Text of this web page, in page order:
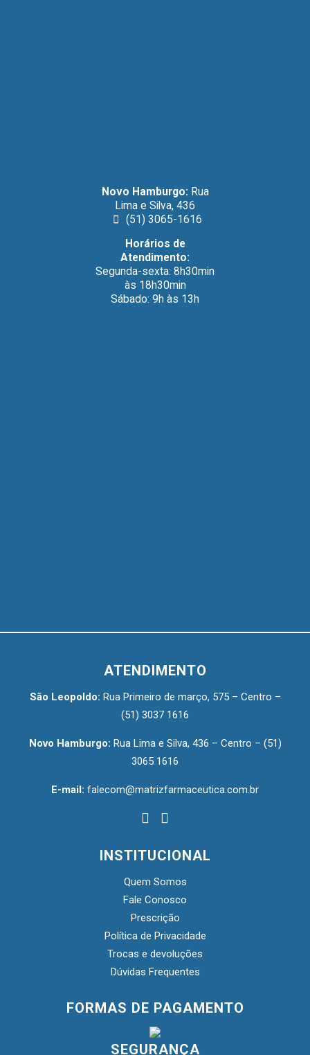
Novo Hamburgo: Rua
Lima e Silva, 436
(51) 3065-1616
Horários de
Atendimento:
Segunda-sexta: 8h30min
às 18h30min
Sábado: 9h às 13h
ATENDIMENTO
São Leopoldo: Rua Primeiro de março, 575 – Centro –
(51) 3037 1616
Novo Hamburgo: Rua Lima e Silva, 436 – Centro – (51)
3065 1616
E-mail: falecom@matrizfarmaceutica.com.br
INSTITUCIONAL
Quem Somos
Fale Conosco
Prescrição
Política de Privacidade
Trocas e devoluções
Dúvidas Frequentes
FORMAS DE PAGAMENTO
SEGURANÇA